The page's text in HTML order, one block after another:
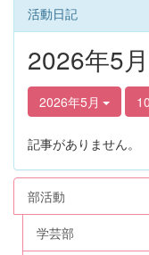
活動日記
2026年5
2026年5月
記事がありません。
部活動
学芸部